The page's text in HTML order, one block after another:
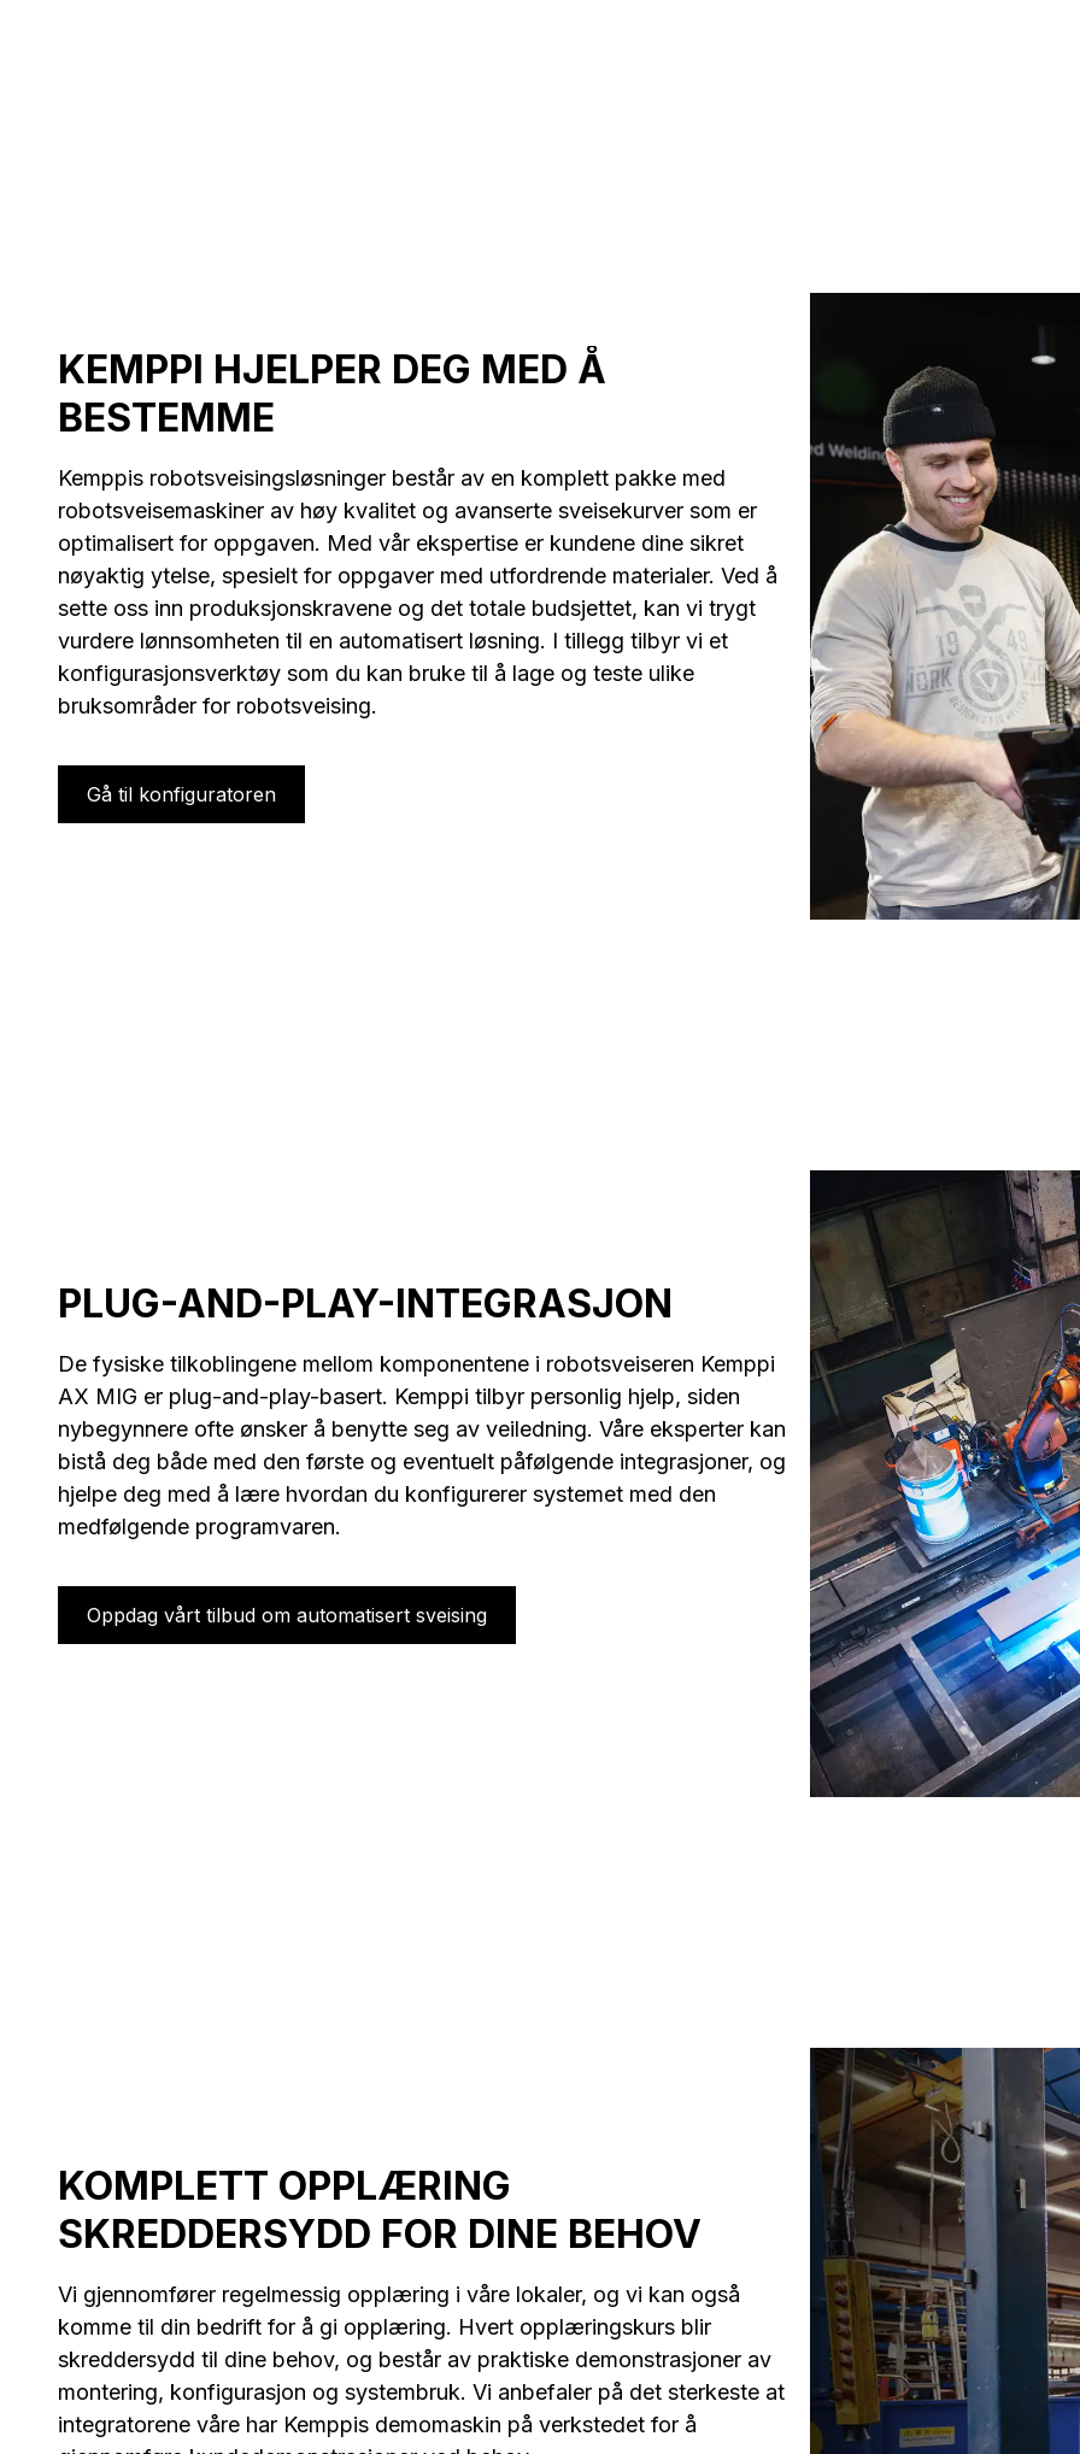
KEMPPI HJELPER DEG MED Å
BESTEMME
Kemppis robotsveisingsløsninger består av en komplett pakke med
robotsveisemaskiner av høy kvalitet og avanserte sveisekurver som er
optimalisert for oppgaven. Med vår ekspertise er kundene dine sikret
nøyaktig ytelse, spesielt for oppgaver med utfordrende materialer. Ved å
sette oss inn produksjonskravene og det totale budsjettet, kan vi trygt
vurdere lønnsomheten til en automatisert løsning. I tillegg tilbyr vi et
konfigurasjonsverktøy som du kan bruke til å lage og teste ulike
bruksområder for robotsveising.
Gå til konfiguratoren
PLUG-AND-PLAY-INTEGRASJON
De fysiske tilkoblingene mellom komponentene i robotsveiseren Kemppi
AX MIG er plug-and-play-basert. Kemppi tilbyr personlig hjelp, siden
nybegynnere ofte ønsker å benytte seg av veiledning. Våre eksperter kan
bistå deg både med den første og eventuelt påfølgende integrasjoner, og
hjelpe deg med å lære hvordan du konfigurerer systemet med den
medfølgende programvaren.
Oppdag vårt tilbud om automatisert sveising
KOMPLETT OPPLÆRING
SKREDDERSYDD FOR DINE BEHOV
Vi gjennomfører regelmessig opplæring i våre lokaler, og vi kan også
komme til din bedrift for å gi opplæring. Hvert opplæringskurs blir
skreddersydd til dine behov, og består av praktiske demonstrasjoner av
montering, konfigurasjon og systembruk. Vi anbefaler på det sterkeste at
integratorene våre har Kemppis demomaskin på verkstedet for å